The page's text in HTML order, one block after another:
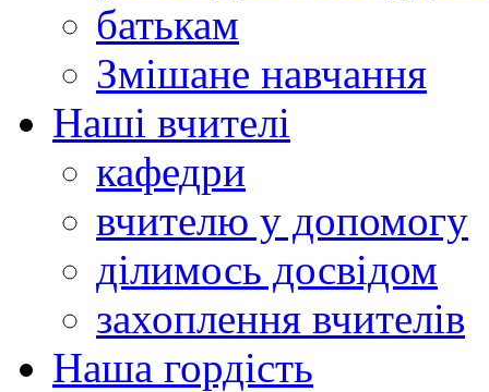
батькам
Змішане навчання
Наші вчителі
кафедри
вчителю у допомогу
ділимось досвідом
захоплення вчителів
Наша гордість